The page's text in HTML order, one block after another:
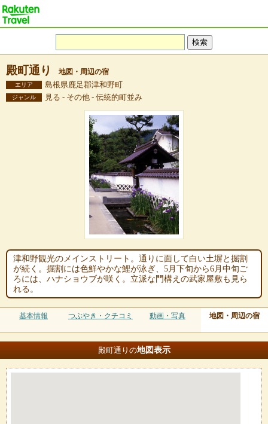
殿町通り 地図・周辺の宿
エリア 島根県鹿足郡津和野町
ジャンル 見る - その他 - 伝統的町並み
津和野観光のメインストリート。通りに面して白い土塀と掘割
が続く。掘割には色鮮やかな鯉が泳ぎ、5月下旬から6月中旬ご
ろには、ハナショウブが咲く。立派な門構えの武家屋敷も見ら
れる。
基本情報 つぶやき・クチコミ 動画・写真 地図・周辺の宿
殿町通りの地図表示